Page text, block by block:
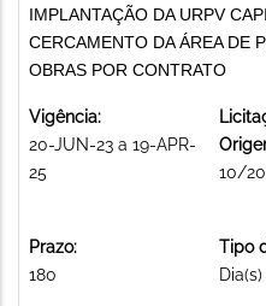
IMPLANTAÇÃO DA URPV
CERCAMENTO DA ÁREA DE
OBRAS POR CONTRATO
Vigência:
20-JUN-23 a 19-APR-
25
10/
Prazo:
180
Tipo
Dia(s)